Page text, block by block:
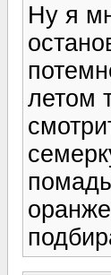
Ну я
летом